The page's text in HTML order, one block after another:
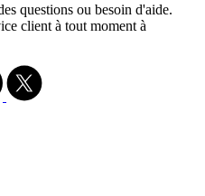
questions ou besoin d'aide.
client à tout moment à